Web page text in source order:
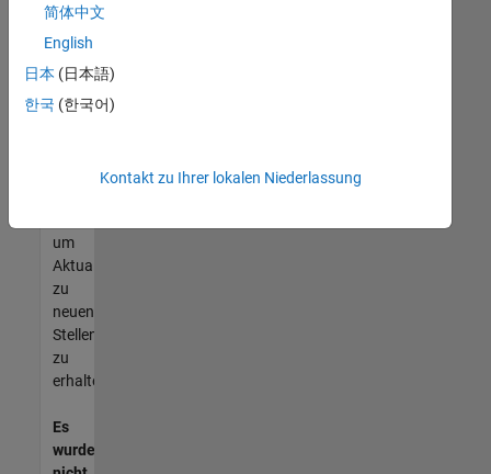
die
Ihren
entsprechen,
werden
unseres
um
Aktualisierungen
zu
neuen
Stellenangeboten
zu
erhalten.
Es
wurden
简体中文
English
日本 (日本語)
한국 (한국어)
Kontakt zu Ihrer lokalen Niederlassung